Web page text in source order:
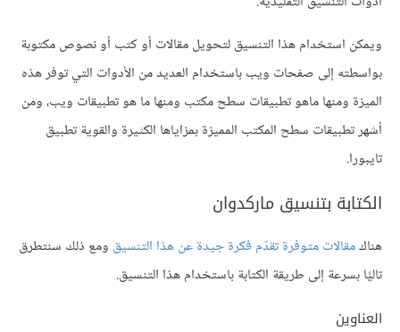
ويمكن استخدام هذا التنسيق لتحويل مقالات أو كتب أو نصوص مكتوبة
بواسطته إلى صفحات ويب باستخدام العديد من اﻷدوات التي توفر هذه
الميزة ومنها ماهو تطبيقات سطح مكتب ومنها ما هو تطبيقات ويب، ومن
أشهر تطبيقات سطح المكتب المميزة بمزاياها الكثيرة والقوية تطبيق
تايبورا.
الكتابة بتنسيق ماركدوان
هناكمقالات متوفرة تقدّم فكرة جيدة عن هذا التنسيق ومع ذلك سنتطرق
تاليًا بسرعة إلى طريقة الكتابة باستخدام هذا التنسيق.
العناوين